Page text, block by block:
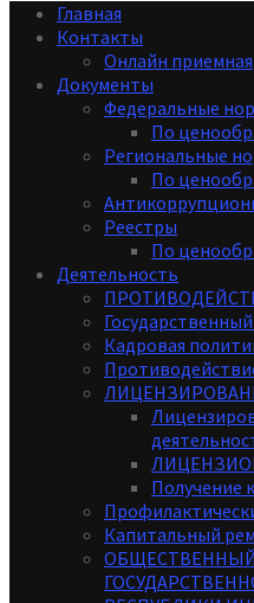
Главная
Контакты
Онлайн приемная
Документы
Федеральные
По
Региональные
По
Реестры
По
Деятельность
Кадровая
Получение
Капитальный